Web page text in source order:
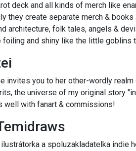
deck and all kinds of merch like
they create separate merch &
architecture, folk tales, angels &
foiling and shiny like the little goblins
invites you to her other-wordly
the universe of my original story
well with fanart & commissions!
ilustrátorka a spoluzakladatelka indie